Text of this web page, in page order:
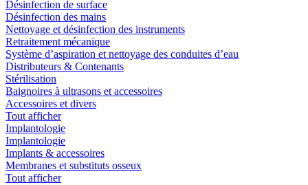
Désinfection de surface
Désinfection des mains
Nettoyage et désinfection des instruments
Retraitement mécanique
Système d’aspiration et nettoyage des conduites d’eau
Distributeurs & Contenants
Stérilisation
Baignoires à ultrasons et accessoires
Accessoires et divers
Tout afficher
Implantologie
Implantologie
Implants & accessoires
Membranes et substituts osseux
Tout afficher